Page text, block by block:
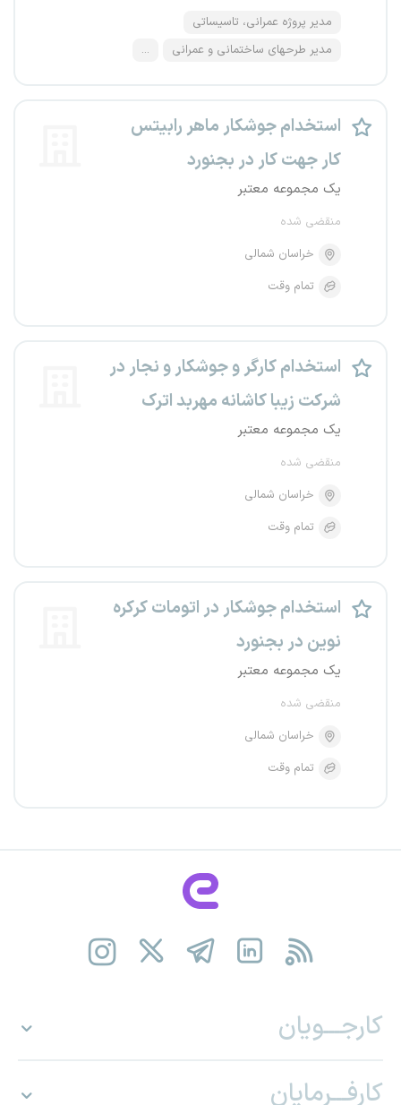
مدیر پروژه عمرانی، تاسیساتی
مدیر طرحهای ساختمانی و عمرانی
...
استخدام جوشکار ماهر رابیتس
کار جهت کار در بجنورد
یک مجموعه معتبر
منقضی شده
خراسان شمالی
تمام وقت
استخدام کارگر و جوشکار و نجار در
شرکت زیبا کاشانه مهربد اترک
یک مجموعه معتبر
منقضی شده
خراسان شمالی
تمام وقت
استخدام جوشکار در اتومات کرکره
نوین در بجنورد
یک مجموعه معتبر
منقضی شده
خراسان شمالی
تمام وقت
کارجـــویان
کارفـــرمایان